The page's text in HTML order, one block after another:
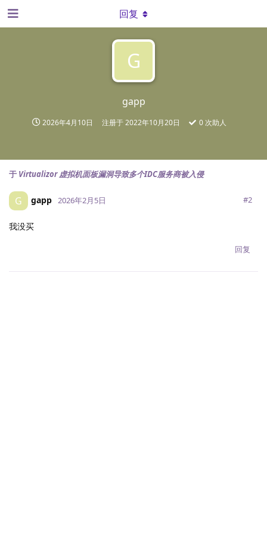
G
gapp
2026年4月10日 注册于2022年10月20日 0次助人
回复
于 Virtualizor 虚拟机面板漏洞导致多个IDC服务商被入侵
G gapp 2026年2月5日 #2
我没买
回复